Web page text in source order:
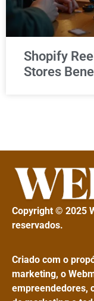
Shopify
Stores
Copyright © 2025
reservados.
Criado com o
marketing, o
empreendedores,